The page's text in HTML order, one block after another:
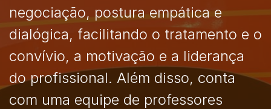
negociação, postura empática e
dialógica, facilitando o tratamento e o
convívio, a motivação e a liderança
do profissional. Além disso, conta
com uma equipe de professores